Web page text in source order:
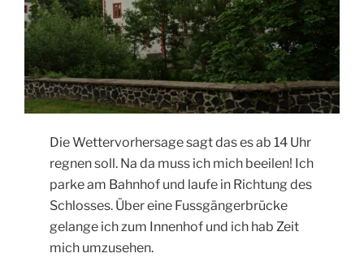
Die Wettervorhersage sagt das es ab 14 Uhr
regnen soll. Na da muss ich mich beeilen! Ich
parke am Bahnhof und laufe in Richtung des
Schlosses. Über eine Fussgängerbrücke
gelange ich zum Innenhof und ich hab Zeit
mich umzusehen.